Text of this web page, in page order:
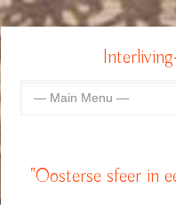
"Oosterse sfeer in